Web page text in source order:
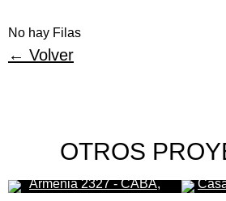
No hay Filas
← Volver
OTROS
Armenia 2327 - CABA,